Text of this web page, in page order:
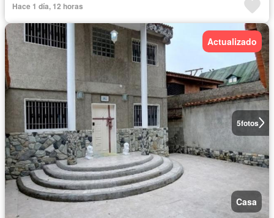
Hace 1 día, 12 horas
5fotos
Actualizado
Casa